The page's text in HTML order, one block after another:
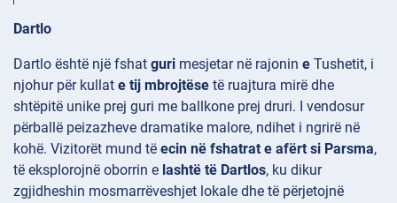
Dartlo
Dartlo është një fshat guri mesjetar në rajonin e Tushetit, i
njohur për kullat e tij mbrojtëse të ruajtura mirë dhe
shtëpitë unike prej guri me ballkone prej druri. I vendosur
përballë peizazheve dramatike malore, ndihet i ngrirë në
kohë. Vizitorët mund të ecin në fshatrat e afërt si Parsma,
të eksplorojnë oborrin e lashtë të Dartlos, ku dikur
zgjidheshin mosmarrëveshjet lokale dhe të përjetojnë